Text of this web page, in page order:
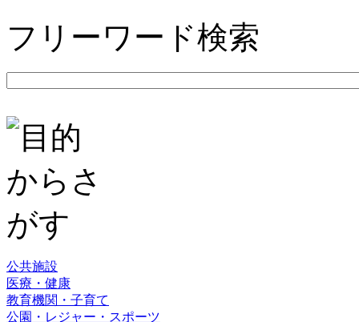
フリーワード検索
公共施設
医療・健康
教育機関・子育て
公園・レジャー・スポーツ